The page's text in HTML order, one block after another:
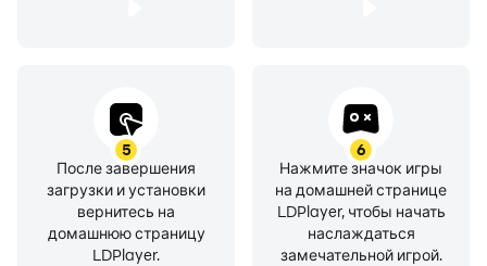
5
После завершения
загрузки и установки
вернитесь на
домашнюю страницу
LDPlayer.
6
Нажмите значок игры
на домашней странице
LDPlayer, чтобы начать
наслаждаться
замечательной игрой.